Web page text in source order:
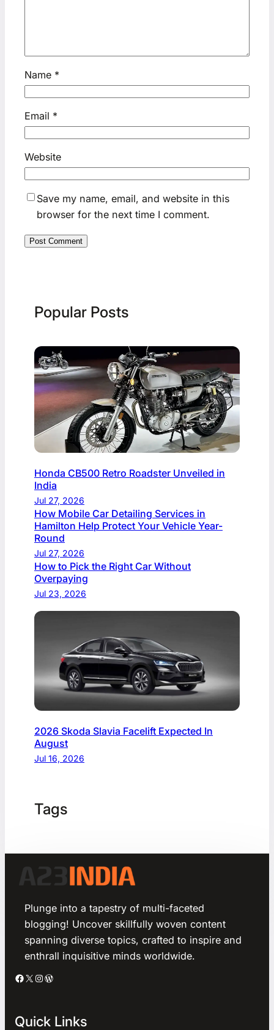
Name *
Email *
Website
Save my name, email, and website in this
browser for the next time I comment.
Popular Posts
Honda CB500 Retro Roadster Unveiled in
India
Jul 27, 2026
How Mobile Car Detailing Services in
Hamilton Help Protect Your Vehicle Year-
Round
Jul 27, 2026
How to Pick the Right Car Without
Overpaying
Jul 23, 2026
2026 Skoda Slavia Facelift Expected In
August
Jul 16, 2026
Tags
Plunge into a tapestry of multi-faceted
blogging! Uncover skillfully woven content
spanning diverse topics, crafted to inspire and
enthrall inquisitive minds worldwide.
Facebook X Instagram WordPress
Quick Links